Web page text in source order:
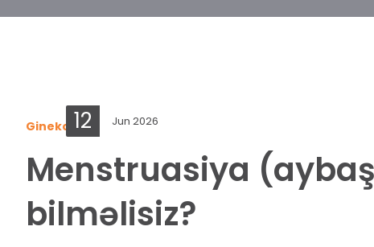
12 Jun 2026
Ginekologiya
Menstruasiya
bilməlisiz?